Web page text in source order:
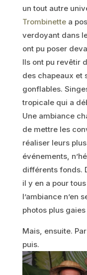
un tout autre
Trombinettea
verdoyant dans
ont pu poser
Ils ont pu revêtir
des chapeaux et
gonflables.
tropicale qui a
Une ambiance
de mettre les
réaliser leurs
événements,
différents fonds.
il y en a pour
l’ambiance n’en
photos plus gaies
Mais, ensuite.
puis.